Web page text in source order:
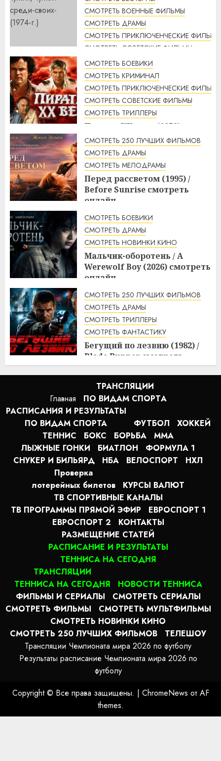
СМОТРЕТЬ ВОЕННЫЕ ФИЛЬМЫ
СМОТРЕТЬ ДРАМЫ
СМОТРЕТЬ ПРИКЛЮЧЕНЧЕСКИЕ ФИЛЬМЫ
СМОТРЕТЬ СОВЕТСКИЕ ФИЛЬМЫ
СМОТРЕТЬ ТРИЛЛЕРЫ
Свой среди чужих, чужой
среди своих (1974 г.)
смотреть онлайн
4:33 10.08.2026
СМОТРЕТЬ БОЕВИКИ
СМОТРЕТЬ КРИМИНАЛ
СМОТРЕТЬ ПРИКЛЮЧЕНЧЕСКИЕ ФИЛЬМЫ
СМОТРЕТЬ СОВЕТСКИЕ ФИЛЬМЫ
СМОТРЕТЬ ТРИЛЛЕРЫ
Пираты ХХ века (1979)
смотреть онлайн
3:23 10.08.2026
СМОТРЕТЬ 250 ЛУЧШИХ ФИЛЬМОВ
СМОТРЕТЬ ДРАМЫ
СМОТРЕТЬ МЕЛОДРАМЫ
Перед рассветом (1995) /
Before Sunrise смотреть
онлайн
3:10 10.08.2026
СМОТРЕТЬ БОЕВИКИ
СМОТРЕТЬ ДРАМЫ
СМОТРЕТЬ НОВИНКИ КИНО
Мальчик-оборотень / A
Werewolf Boy (2026) смотреть
онлайн
3:10 10.08.2026
СМОТРЕТЬ 250 ЛУЧШИХ ФИЛЬМОВ
СМОТРЕТЬ ДРАМЫ
СМОТРЕТЬ ТРИЛЛЕРЫ
СМОТРЕТЬ ФАНТАСТИКУ
Бегущий по лезвию (1982) /
Blade Runner смотреть
онлайн
Главная
ТРАНСЛЯЦИИ
ПО ВИДАМ СПОРТA
РАСПИСАНИЯ И РЕЗУЛЬТАТЫ
ПО ВИДАМ СПОРТА
ФУТБОЛ
ХОККЕЙ
ТЕННИС
БОКС БОРЬБА
MMA
ЛЫЖНЫЕ ГОНКИ
БИАТЛОН
ФОРМУЛА 1
СНУКЕР И БИЛЬЯРД
НБА ВЕЛОСПОРТ
НХЛ
Проверка
лотерейных билетов
КУРСЫ ВАЛЮТ
ТВ СПОРТИВНЫЕ КАНАЛЫ
ТВ ПРОГРАММЫ ПРЯМОЙ ЭФИР
ЕВРОСПОРТ 1
ЕВРОСПОРТ 2
КОНТАКТЫ
РАЗМЕЩЕНИЕ СТАТЕЙ
РАСПИСАНИЕ И РЕЗУЛЬТАТЫ
ТЕННИСА НА СЕГОДНЯ
ТРАНСЛЯЦИИ
ТЕННИСА НА СЕГОДНЯ
НОВОСТИ ТЕННИСА
ФИЛЬМЫ И СЕРИАЛЫ
СМОТРЕТЬ СЕРИАЛЫ
СМОТРЕТЬ ФИЛЬМЫ
СМОТРЕТЬ МУЛЬТФИЛЬМЫ
СМОТРЕТЬ НОВИНКИ КИНО
СМОТРЕТЬ 250 ЛУЧШИХ ФИЛЬМОВ
ТЕЛЕШОУ
Трансляции Чемпионата мира 2026 по футболу
Результаты расписание Чемпионата мира 2026 по
футболу
Copyright © Все права защищены. | ChromeNews от AF
themes.